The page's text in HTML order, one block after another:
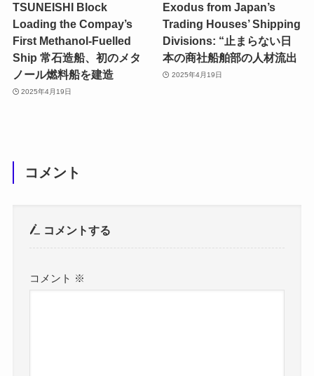
TSUNEISHI Block
Loading the Compay’s
First Methanol-Fuelled
Ship 常石造船、初のメタ
ノール燃料船を建造
2025年4月19日
Exodus from Japan’s
Trading Houses’ Shipping
Divisions: “止まらない日
本の商社船舶部の人材流出
2025年4月19日
コメント
コメントする
コメント ※